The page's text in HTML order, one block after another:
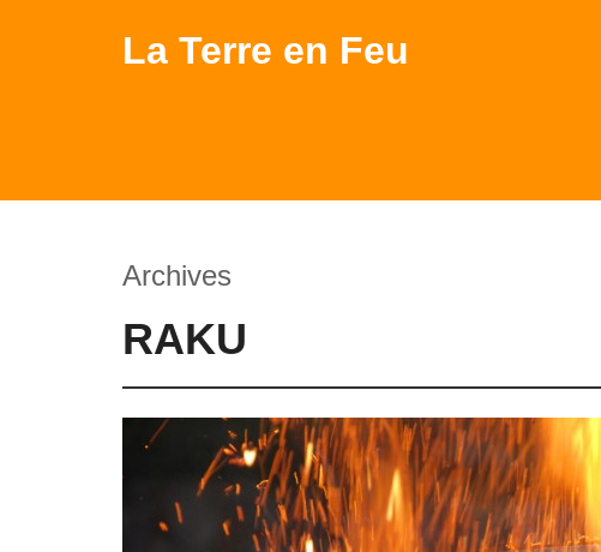
La Terre en Feu
Archives
RAKU